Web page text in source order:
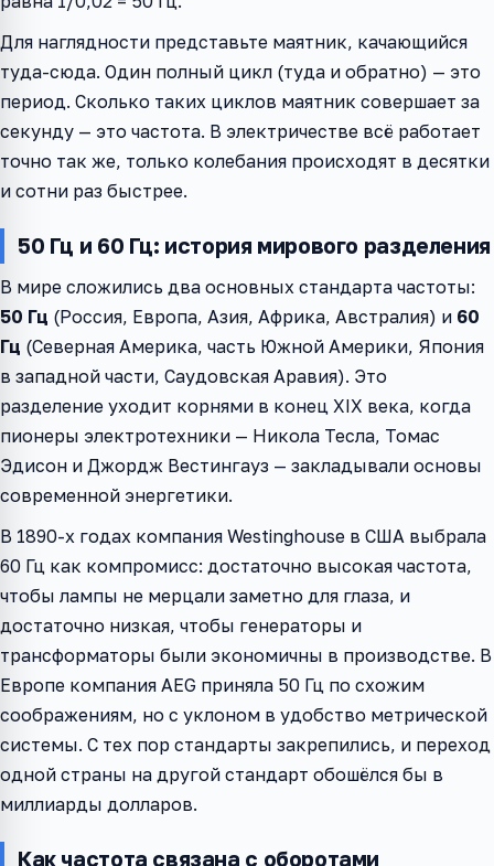
Для наглядности представьте маятник, качающийся
туда-сюда. Один полный цикл (туда и обратно) — это
период. Сколько таких циклов маятник совершает за
секунду — это частота. В электричестве всё работает
точно так же, только колебания происходят в десятки
и сотни раз быстрее.
50 Гц и 60 Гц: история мирового разделения
В мире сложились два основных стандарта частоты:
50 Гц (Россия, Европа, Азия, Африка, Австралия) и 60
Гц (Северная Америка, часть Южной Америки, Япония
в западной части, Саудовская Аравия). Это
разделение уходит корнями в конец XIX века, когда
пионеры электротехники — Никола Тесла, Томас
Эдисон и Джордж Вестингауз — закладывали основы
современной энергетики.
В 1890-х годах компания Westinghouse в США выбрала
60 Гц как компромисс: достаточно высокая частота,
чтобы лампы не мерцали заметно для глаза, и
достаточно низкая, чтобы генераторы и
трансформаторы были экономичны в производстве. В
Европе компания AEG приняла 50 Гц по схожим
соображениям, но с уклоном в удобство метрической
системы. С тех пор стандарты закрепились, и переход
одной страны на другой стандарт обошёлся бы в
миллиарды долларов.
Как частота связана с оборотами